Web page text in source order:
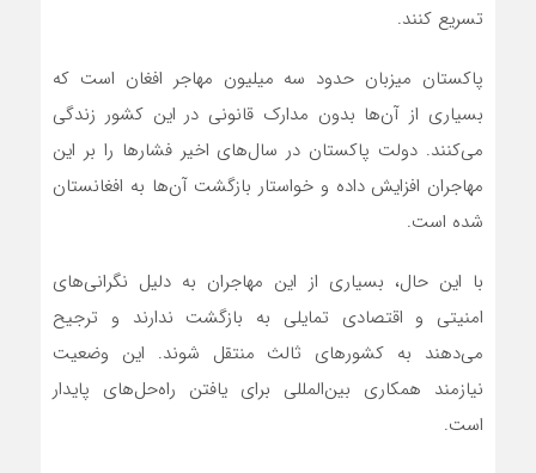
تسریع کنند.
پاکستان میزبان حدود سه میلیون مهاجر افغان است که
بسیاری از آن‌ها بدون مدارک قانونی در این کشور زندگی
می‌کنند. دولت پاکستان در سال‌های اخیر فشارها را بر این
مهاجران افزایش داده و خواستار بازگشت آن‌ها به افغانستان
شده است.
با این حال، بسیاری از این مهاجران به دلیل نگرانی‌های
امنیتی و اقتصادی تمایلی به بازگشت ندارند و ترجیح
می‌دهند به کشورهای ثالث منتقل شوند. این وضعیت
نیازمند همکاری بین‌المللی برای یافتن راه‌حل‌های پایدار
است.